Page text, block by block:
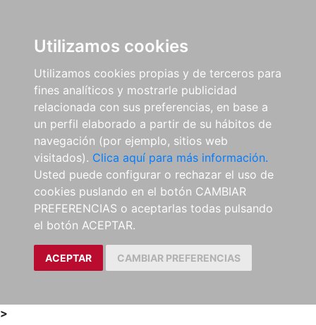
Utilizamos cookies
Utilizamos cookies propias y de terceros para
fines analíticos y mostrarle publicidad
relacionada con sus preferencias, en base a
un perfil elaborado a partir de su hábitos de
navegación (por ejemplo, sitios web
visitados). Clica aquí para más información.
Usted puede configurar o rechazar el uso de
cookies puslando en el botón CAMBIAR
PREFERENCIAS o aceptarlas todas pulsando
el botón ACEPTAR.
ACEPTAR CAMBIAR PREFERENCIAS
>